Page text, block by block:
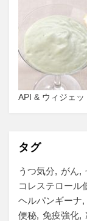
API & ウィジェッ
タグ
うつ気分 がん
コレステロール
ヘルパンギーナ
便秘 免疫強化